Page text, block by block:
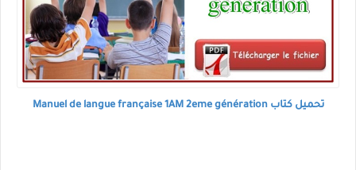
تحميل كتاب Manuel de langue française 1AM 2eme génération